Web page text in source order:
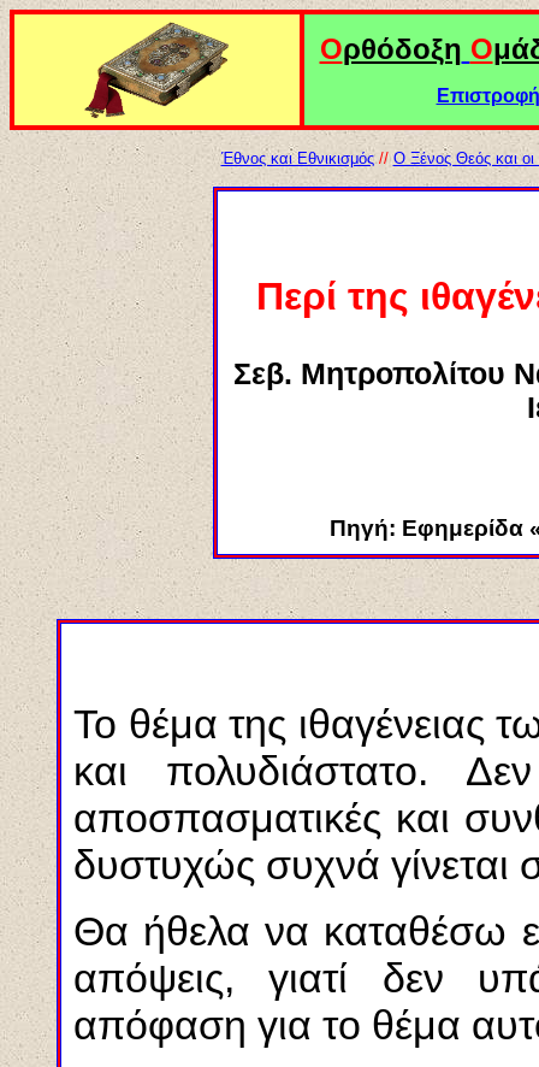
Ορθόδοξη Ο
Έθνος και Εθνικισμός//Ο Ξένος Θεός και οι
Περί της
Σεβ. Μητροπολίτου
Πηγή: Εφημερίδα
Το θέμα της ιθαγένειας
και πολυδιάστατο.
αποσπασματικές και
δυστυχώς συχνά γίνεται
Θα ήθελα να καταθέσω
απόψεις, γιατί δεν
απόφαση για το θέμα